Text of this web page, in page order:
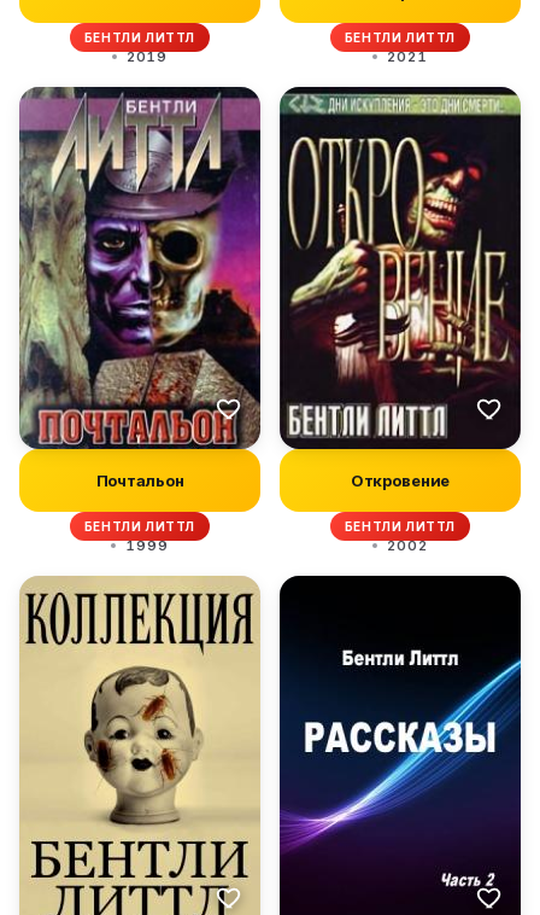
БЕНТЛИ ЛИТТЛ
2019
БЕНТЛИ ЛИТТЛ
2021
Почтальон
БЕНТЛИ ЛИТТЛ
1999
Откровение
БЕНТЛИ ЛИТТЛ
2002